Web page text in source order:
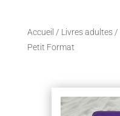
Accueil / Livres adultes/
Petit Format